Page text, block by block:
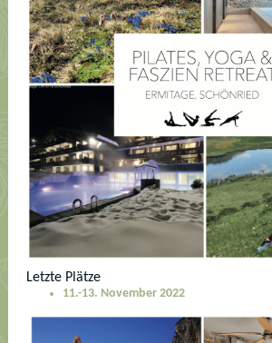
Letzte Plätze
11.-13. November 2022